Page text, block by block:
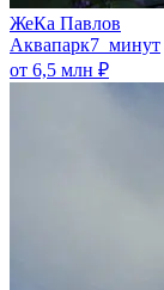
ЖеКа Павлов
Аквапарк7 минут
от 6,5 млн ₽